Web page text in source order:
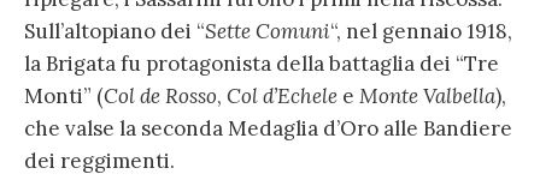
Sull’altopiano dei “Sette Comuni“, nel gennaio 1918,
la Brigata fu protagonista della battaglia dei “Tre
Monti” (Col de Rosso, Col d’Echele e Monte Valbella),
che valse la seconda Medaglia d’Oro alle Bandiere
dei reggimenti.